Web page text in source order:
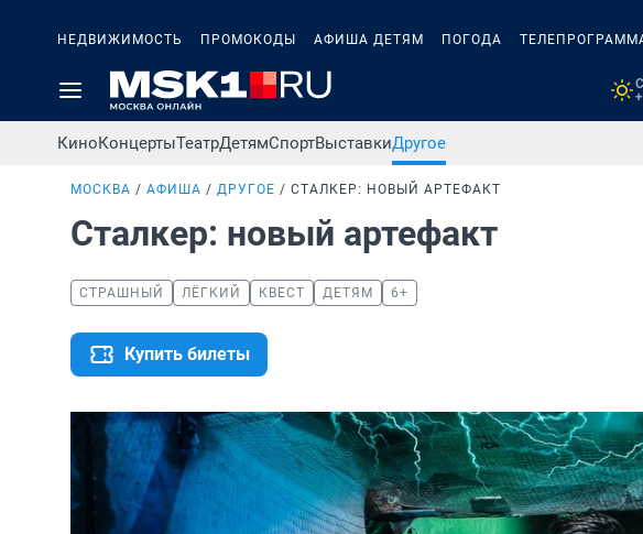
НЕДВИЖИМОСТЬ ПРОМОКОДЫ АФИША ДЕТЯМ ПОГОДА
КиноКонцертыТеатрДетямСпортВыставкиДругое
МОСКВА АФИША ДРУГОЕ СТАЛКЕР: НОВЫЙ АРТЕФАКТ
Сталкер: новый артефакт
СТРАШНЫЙ ЛЁГКИЙ КВЕСТ ДЕТЯМ 6+
Купить билеты